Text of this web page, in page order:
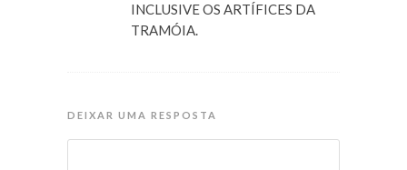
INCLUSIVE OS ARTÍFICES DA
TRAMÓIA.
DEIXAR UMA RESPOSTA